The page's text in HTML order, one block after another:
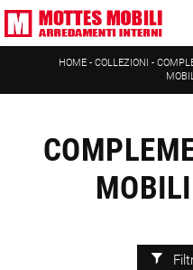
HOME- COLLEZIONI -